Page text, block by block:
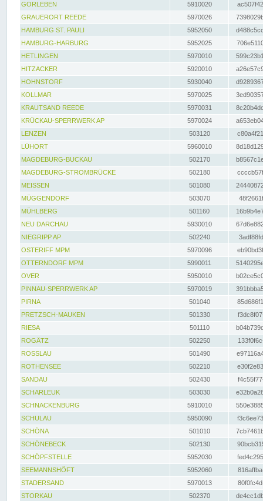
GORLEBEN
5910020
GRAUERORT REEDE
5970026
HAMBURG ST. PAULI
5952050
HAMBURG-HARBURG
5952025
HETLINGEN
5970010
HITZACKER
5920010
HOHNSTORF
5930040
KOLLMAR
5970025
KRAUTSAND REEDE
5970031
KRÜCKAU-SPERRWERK AP
5970024
LENZEN
503120
LÜHORT
5960010
MAGDEBURG-BUCKAU
502170
MAGDEBURG-STROMBRÜCKE
502180
MEISSEN
501080
MÜGGENDORF
503070
MÜHLBERG
501160
NEU DARCHAU
5930010
NIEGRIPP AP
502240
OSTERIFF MPM
5970096
OTTERNDORF MPM
5990011
OVER
5950010
PINNAU-SPERRWERK AP
5970019
PIRNA
501040
PRETZSCH-MAUKEN
501330
RIESA
501110
ROGÄTZ
502250
ROSSLAU
501490
ROTHENSEE
502210
SANDAU
502430
SCHARLEUK
503030
SCHNACKENBURG
5910010
SCHULAU
5950090
SCHÖNA
501010
SCHÖNEBECK
502130
SCHÖPFSTELLE
5952030
SEEMANNSHÖFT
5952060
STADERSAND
5970013
STORKAU
502370